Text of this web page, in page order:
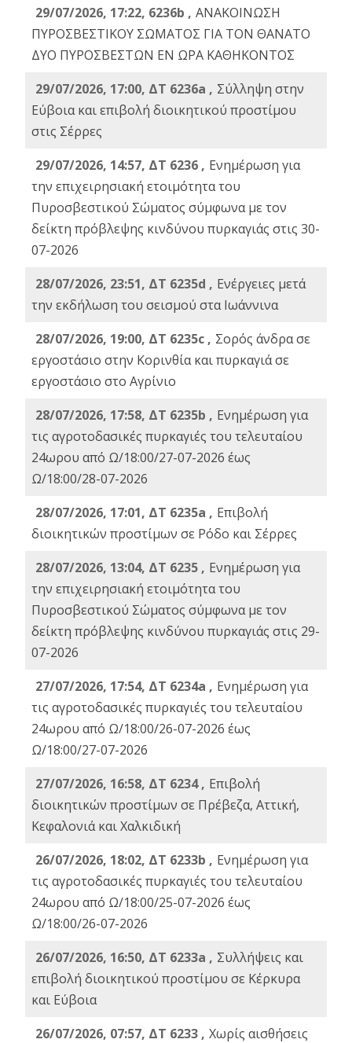
29/07/2026, 17:22, 6236b , ΑΝΑΚΟΙΝΩΣΗ
ΠΥΡΟΣΒΕΣΤΙΚΟΥ ΣΩΜΑΤΟΣ ΓΙΑ ΤΟΝ ΘΑΝΑΤΟ
ΔΥΟ ΠΥΡΟΣΒΕΣΤΩΝ ΕΝ ΩΡΑ ΚΑΘΗΚΟΝΤΟΣ
29/07/2026, 17:00, ΔΤ 6236a , Σύλληψη στην
Εύβοια και επιβολή διοικητικού προστίμου
στις Σέρρες
29/07/2026, 14:57, ΔΤ 6236 , Ενημέρωση για
την επιχειρησιακή ετοιμότητα του
Πυροσβεστικού Σώματος σύμφωνα με τον
δείκτη πρόβλεψης κινδύνου πυρκαγιάς στις 30-
07-2026
28/07/2026, 23:51, ΔΤ 6235d , Ενέργειες μετά
την εκδήλωση του σεισμού στα Ιωάννινα
28/07/2026, 19:00, ΔΤ 6235c , Σορός άνδρα σε
εργοστάσιο στην Κορινθία και πυρκαγιά σε
εργοστάσιο στο Αγρίνιο
28/07/2026, 17:58, ΔΤ 6235b , Ενημέρωση για
τις αγροτοδασικές πυρκαγιές του τελευταίου
24ωρου από Ω/18:00/27-07-2026 έως
Ω/18:00/28-07-2026
28/07/2026, 17:01, ΔΤ 6235a , Eπιβολή
διοικητικών προστίμων σε Ρόδο και Σέρρες
28/07/2026, 13:04, ΔΤ 6235 , Ενημέρωση για
την επιχειρησιακή ετοιμότητα του
Πυροσβεστικού Σώματος σύμφωνα με τον
δείκτη πρόβλεψης κινδύνου πυρκαγιάς στις 29-
07-2026
27/07/2026, 17:54, ΔΤ 6234a , Ενημέρωση για
τις αγροτοδασικές πυρκαγιές του τελευταίου
24ωρου από Ω/18:00/26-07-2026 έως
Ω/18:00/27-07-2026
27/07/2026, 16:58, ΔΤ 6234 , Eπιβολή
διοικητικών προστίμων σε Πρέβεζα, Αττική,
Κεφαλονιά και Χαλκιδική
26/07/2026, 18:02, ΔΤ 6233b , Ενημέρωση για
τις αγροτοδασικές πυρκαγιές του τελευταίου
24ωρου από Ω/18:00/25-07-2026 έως
Ω/18:00/26-07-2026
26/07/2026, 16:50, ΔΤ 6233a , Συλλήψεις και
επιβολή διοικητικού προστίμου σε Κέρκυρα
και Εύβοια
26/07/2026, 07:57, ΔΤ 6233 , Χωρίς αισθήσεις